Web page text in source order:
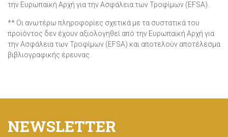
την Ευρωπαϊκή Αρχή για την Ασφάλεια των Τροφίμων (EFSA).
** Οι ανωτέρω πληροφορίες σχετικά με τα συστατικά του
προϊόντος δεν έχουν αξιολογηθεί από την Ευρωπαϊκή Αρχή για
την Ασφάλεια των Τροφίμων (EFSA) και αποτελούν αποτέλεσμα
βιβλιογραφικής έρευνας.
NEWSLETTER